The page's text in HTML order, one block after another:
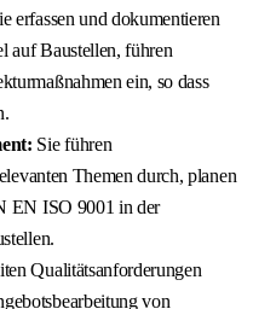
erfassen und dokumentieren
auf Baustellen, führen
ein, so dass
Sie führen
Themen durch, planen
EN ISO 9001 in der
Qualitätsanforderungen
von